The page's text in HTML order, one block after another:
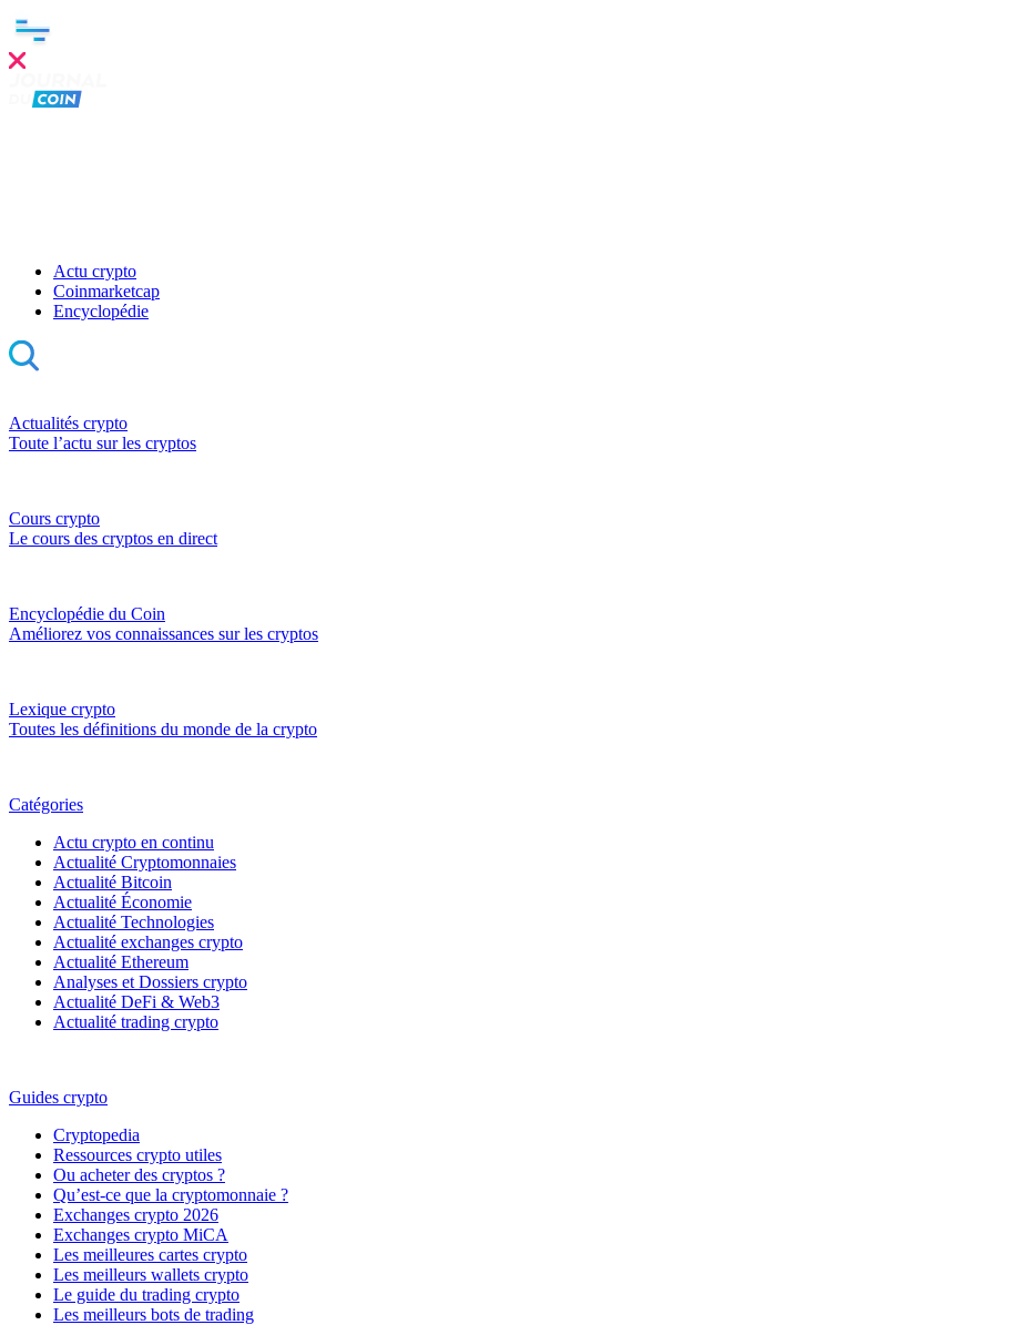
Actu crypto
Coinmarketcap
Encyclopédie
Actualités crypto
Toute l’actu sur les cryptos
Cours crypto
Le cours des cryptos en direct
Encyclopédie du Coin
Améliorez vos connaissances sur les cryptos
Lexique crypto
Toutes les définitions du monde de la crypto
Catégories
Actu crypto en continu
Actualité Cryptomonnaies
Actualité Bitcoin
Actualité Économie
Actualité Technologies
Actualité exchanges crypto
Actualité Ethereum
Analyses et Dossiers crypto
Actualité DeFi & Web3
Actualité trading crypto
Guides crypto
Cryptopedia
Ressources crypto utiles
Ou acheter des cryptos ?
Qu’est-ce que la cryptomonnaie ?
Exchanges crypto 2026
Exchanges crypto MiCA
Les meilleures cartes crypto
Les meilleurs wallets crypto
Le guide du trading crypto
Les meilleurs bots de trading